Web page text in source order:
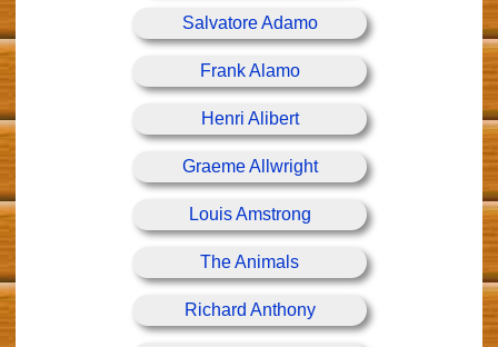
Salvatore Adamo
Frank Alamo
Henri Alibert
Graeme Allwright
Louis Amstrong
The Animals
Richard Anthony